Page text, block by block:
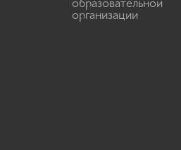
образовательной
организации